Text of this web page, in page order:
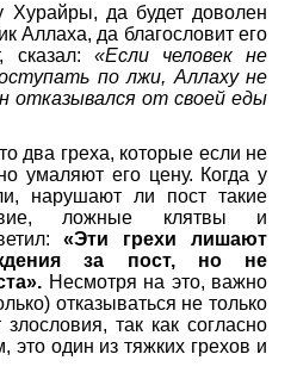
да будет доволен
Аллаха, да благословит его
сказал: «Если человек не
по лжи, Аллаху не
отказывался от своей еды
два греха, которые если не
умаляют его цену. Когда у
нарушают ли пост такие
ложные клятвы и
«Эти грехи лишают
за пост, но не
Несмотря на это, важно
отказываться не только
так как согласно
это один из тяжких грехов и